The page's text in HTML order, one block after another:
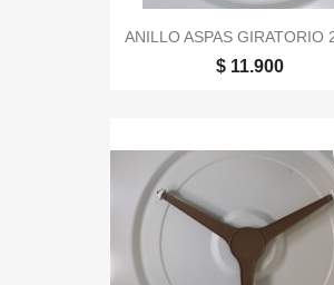
ANILLO ASPAS GIRATORIO
$ 11.900